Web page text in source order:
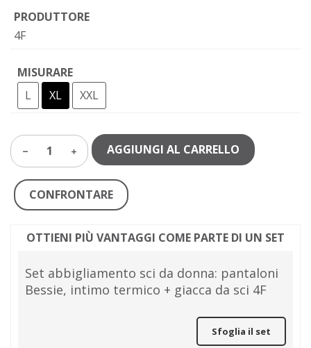
PRODUTTORE
4F
MISURARE
L
XL XXL
1 AGGIUNGI AL CARRELLO
CONFRONTARE
OTTIENI PIÙ VANTAGGI COME PARTE DI UN SET
Set abbigliamento sci da donna: pantaloni
Bessie, intimo termico + giacca da sci 4F
Sfoglia il set